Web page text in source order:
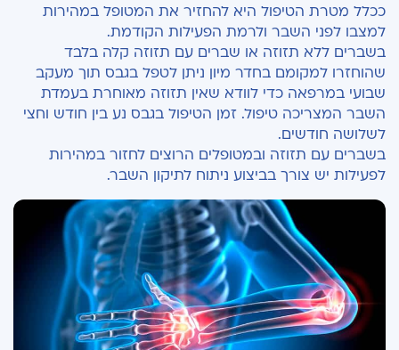
ככלל מטרת הטיפול היא להחזיר את המטופל במהירות
למצבו לפני השבר ולרמת הפעילות הקודמת.
בשברים ללא תזוזה או שברים עם תזוזה קלה בלבד
שהוחזרו למקומם בחדר מיון ניתן לטפל בגבס תוך מעקב
שבועי במרפאה כדי לוודא שאין תזוזה מאוחרת בעמדת
השבר המצריכה טיפול. זמן הטיפול בגבס נע בין חודש וחצי
לשלושה חודשים.
בשברים עם תזוזה ובמטופלים הרוצים לחזור במהירות
לפעילות יש צורך בביצוע ניתוח לתיקון השבר.